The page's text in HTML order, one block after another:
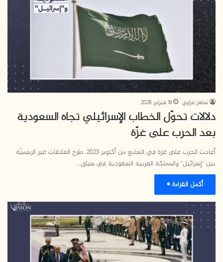
ساهر غزاوي 16 فبراير، 2026
دلالات تحوّل الخطاب الإسرائيلي تجاه السعودية
بعد الحرب على غزّة
أعادت الحرب على غزة في السابع من أكتوبر 2023، طرح العلاقات غير الرسميّة
بين “إسرائيل” والمملكة العربية السعودية في سياق…
أكمل القراءة »